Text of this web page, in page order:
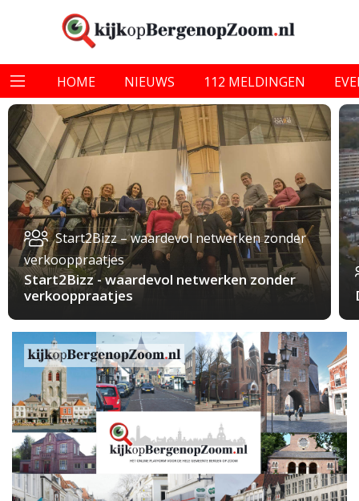
HOME NIEUWS 112 MELDINGEN
Start2Bizz – waardevol netwerken zonder
verkooppraatjes
Start2Bizz - waardevol netwerken zonder
verkooppraatjes